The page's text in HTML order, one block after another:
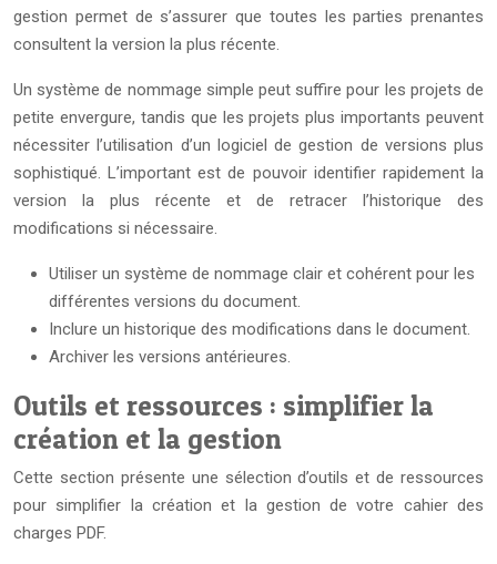
gestion permet de s’assurer que toutes les parties prenantes
consultent la version la plus récente.
Un système de nommage simple peut suffire pour les projets de
petite envergure, tandis que les projets plus importants peuvent
nécessiter l’utilisation d’un logiciel de gestion de versions plus
sophistiqué. L’important est de pouvoir identifier rapidement la
version la plus récente et de retracer l’historique des
modifications si nécessaire.
Utiliser un système de nommage clair et cohérent pour les
différentes versions du document.
Inclure un historique des modifications dans le document.
Archiver les versions antérieures.
Outils et ressources : simplifier la
création et la gestion
Cette section présente une sélection d’outils et de ressources
pour simplifier la création et la gestion de votre cahier des
charges PDF.